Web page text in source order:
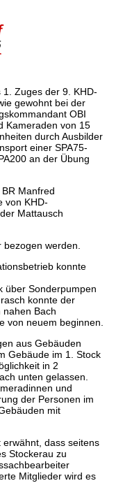
Zuges der 9. KHD-
gewohnt bei der
OBI
Kameraden von 15
durch Ausbilder
einer SPA75-
an der Übung
Manfred
von KHD-
Mattausch
werden.
konnte
über Sonderpumpen
konnte der
Bach
von neuem beginnen.
aus Gebäuden
Gebäude im 1. Stock
in 2
unten gelassen.
und
der Personen im
mit
dass seitens
Stockerau zu
Mitglieder wird es